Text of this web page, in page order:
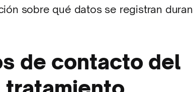
sobre qué datos se registran
de contacto del